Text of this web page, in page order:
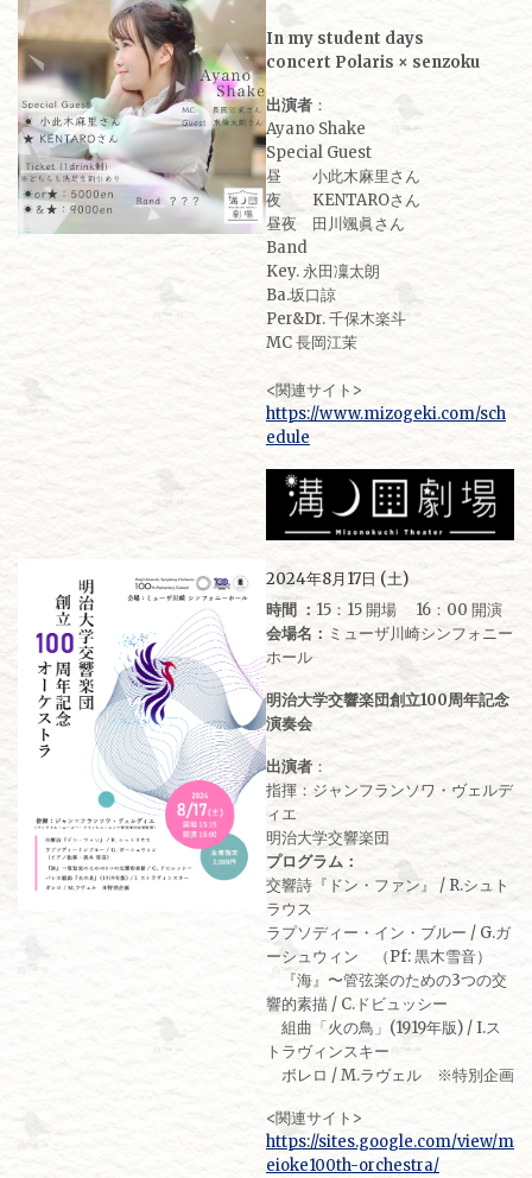
In my student days
concert Polaris × senzoku
出演者 ：
Ayano Shake
Special Guest
昼 小此木麻里さん
夜 KENTAROさん
昼夜 田川颯眞さん
Band
Key. 永田凜太朗
Ba.坂口諒
Per&Dr. 千保木楽斗
MC 長岡江茉
<関連サイト>
https://www.mizogeki.com/sch
edule
2024年8月17日 (土)
時間 ： 15：15 開場 16：00 開演
会場名： ミューザ川崎シンフォニー
ホール
明治大学交響楽団創立100周年記念
演奏会
出演者 ：
指揮：ジャンフランソワ・ヴェルデ
ィエ
明治大学交響楽団
プログラム：
交響詩『ドン・ファン』 / R.シュト
ラウス
ラプソディー・イン・ブルー / G.ガ
ーシュウィン （Pf: 黒木雪音）
『海』〜管弦楽のための3つの交
響的素描 / C.ドビュッシー
組曲「火の鳥」(1919年版) / I.ス
トラヴィンスキー
ボレロ / M.ラヴェル ※特別企画
<関連サイト>
https://sites.google.com/view/m
eioke100th-orchestra/